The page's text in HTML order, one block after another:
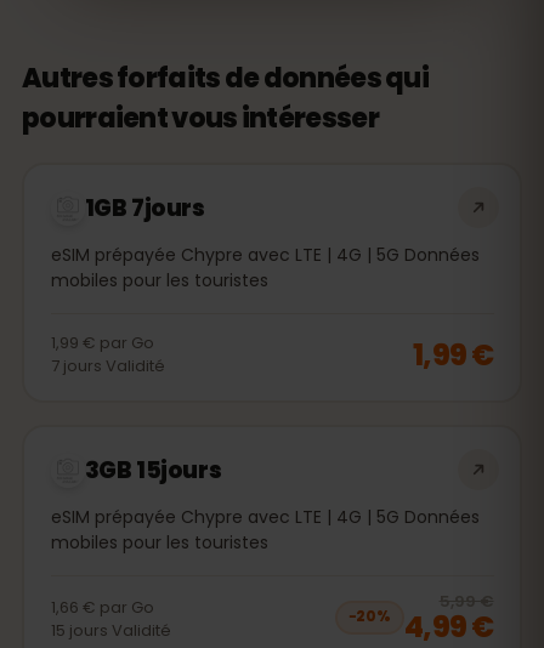
Autres forfaits de données qui
pourraient vous intéresser
1GB 7jours
eSIM prépayée Chypre avec LTE | 4G | 5G Données
mobiles pour les touristes
1,99 € par Go
7 jours Validité 1,99 €
3GB 15jours
eSIM prépayée Chypre avec LTE | 4G | 5G Données
mobiles pour les touristes
1,66 € par Go
15 jours Validité
−20%
5,99 €
4,99 €